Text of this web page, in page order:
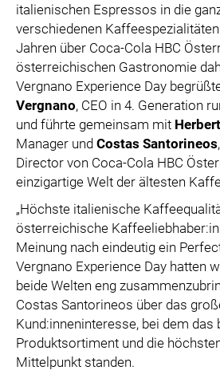
LOGOS
COCA COLA
PRESSEKONTAKT
italienischen Espressos in die
verschiedenen
Jahren über Coca-Cola HBC
österreichischen Gastronomie
Vergnano Experience Day
Vergnano, CEO in 4. Generation
und führte gemeinsam mit
Manager und Costas Santorineos
Director von Coca-Cola HBC
einzigartige Welt der ältesten
„Höchste italienische
österreichische
Meinung nach eindeutig ein
Vergnano Experience Day hatten
beide Welten eng
Costas Santorineos über das
Kund:inneninteresse, bei dem das
Produktsortiment und die
Mittelpunkt standen.